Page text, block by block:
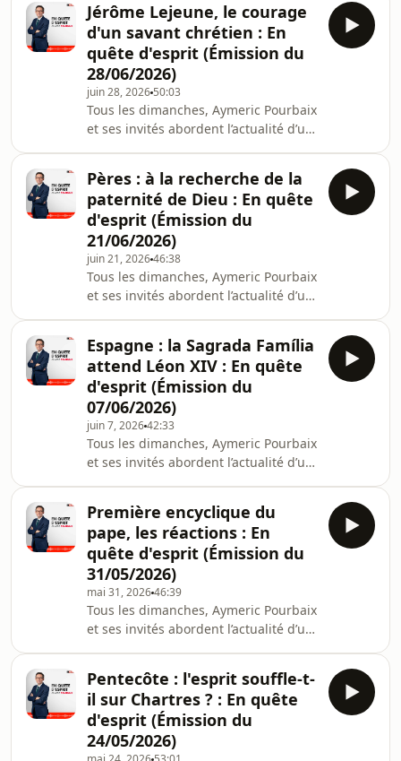
par Acast. Visitez acast.com/privacy
pour plus d'informations.
Jérôme Lejeune, le courage
d'un savant chrétien : En
quête d'esprit (Émission du
28/06/2026)
juin 28, 2026 50:03
Tous les dimanches, Aymeric Pourbaix
et ses invités abordent l’actualité d’un
par Acast. Visitez acast.com/privacy
pour plus d'informations.
Pères : à la recherche de la
paternité de Dieu : En quête
d'esprit (Émission du
21/06/2026)
juin 21, 202646:38
Tous les dimanches, Aymeric Pourbaix
et ses invités abordent l’actualité d’un
par Acast. Visitez acast.com/privacy
pour plus d'informations.
Espagne : la Sagrada Família
attend Léon XIV : En quête
d'esprit (Émission du
07/06/2026)
juin 7, 202642:33
Tous les dimanches, Aymeric Pourbaix
et ses invités abordent l’actualité d’un
par Acast. Visitez acast.com/privacy
pour plus d'informations.
Première encyclique du
pape, les réactions : En
quête d'esprit (Émission du
31/05/2026)
mai 31, 202646:39
Tous les dimanches, Aymeric Pourbaix
et ses invités abordent l’actualité d’un
par Acast. Visitez acast.com/privacy
pour plus d'informations.
Pentecôte : l'esprit souffle-t-
il sur Chartres ? : En quête
d'esprit (Émission du
24/05/2026)